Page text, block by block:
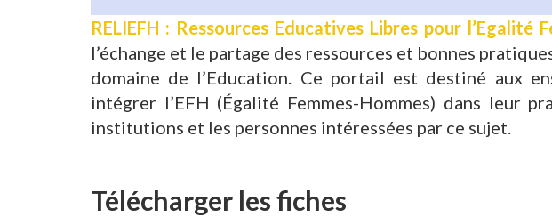
RELIEFH : Ressources Educatives Libres pour l’Egalité
l’échange et le partage des ressources et bonnes
domaine de l’Education. Ce portail est destiné aux
intégrer l’EFH (Égalité Femmes-Hommes) dans leur
institutions et les personnes intéressées par ce sujet.
Télécharger les fiches